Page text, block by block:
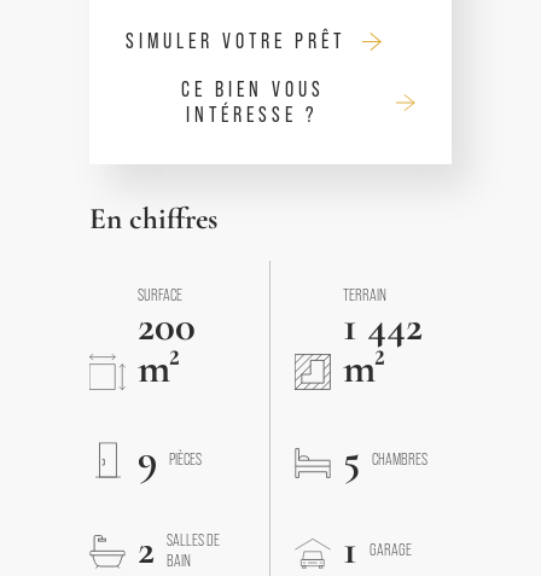
SIMULER VOTRE PRÊT
CE BIEN VOUS
INTÉRESSE ?
En chiffres
SURFACE
200
m²
TERRAIN
1 442
m²
9
PIÈCES 5 CHAMBRES
2
SALLES DE
BAIN
1 GARAGE